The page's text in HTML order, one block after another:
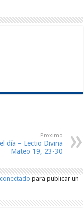
Proximo
día – Lectio Divina
Mateo 19, 23-30
conectado para publicar un